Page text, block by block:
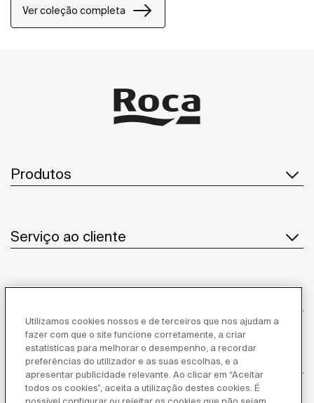
de banho.
Ver coleção completa
Produtos
Serviço ao cliente
Inspiração
Siga-nos
Utilizamos cookies nossos e de terceiros que nos ajudam a
fazer com que o site funcione corretamente, a criar
estatísticas para melhorar o desempenho, a recordar
preferências do utilizador e as suas escolhas, e a
apresentar publicidade relevante. Ao clicar em “Aceitar
todos os cookies”, aceita a utilização destes cookies. É